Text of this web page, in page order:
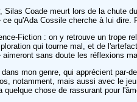
, Silas Coade meurt lors de la chute
qu'Ada Cossile cherche à lui
Fiction : on y retrouve un trope
qui tourne mal, et de
sans doute les réflexions
mon genre, qui apprécient par-
notamment, mais aussi avec le
chose de rassurant pour